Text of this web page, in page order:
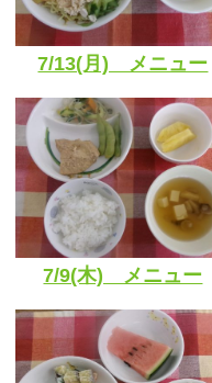
7/13(月) メニュー
7/9(木) メニュー